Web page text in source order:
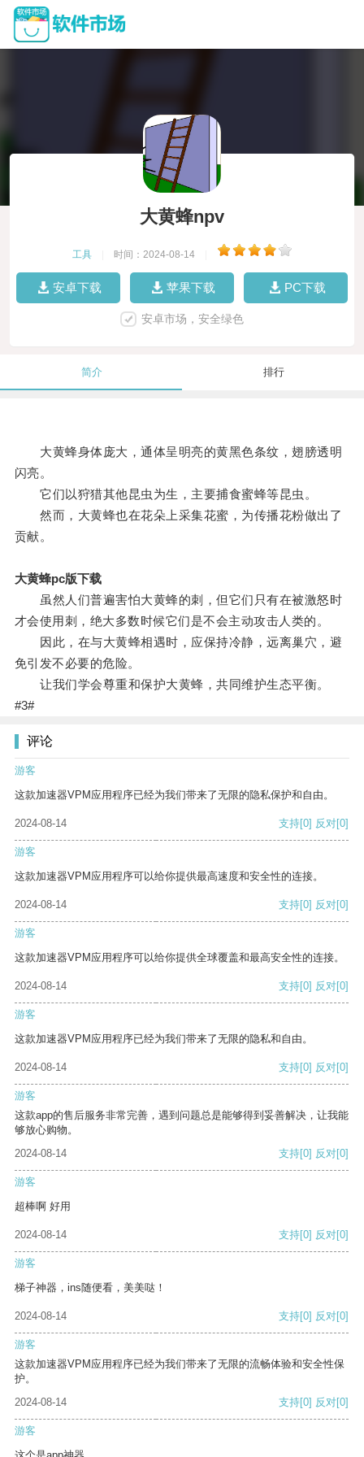
大黄蜂npv
工具 时间：2024-08-14
安卓下载 苹果下载 PC下载
安卓市场，安全绿色
简介 排行
大黄蜂身体庞大，通体呈明亮的黄黑色条纹，翅膀透明
闪亮。
它们以狩猎其他昆虫为生，主要捕食蜜蜂等昆虫。
然而，大黄蜂也在花朵上采集花蜜，为传播花粉做出了
贡献。
大黄蜂pc版下载
虽然人们普遍害怕大黄蜂的刺，但它们只有在被激怒时
才会使用刺，绝大多数时候它们是不会主动攻击人类的。
因此，在与大黄蜂相遇时，应保持冷静，远离巢穴，避
免引发不必要的危险。
让我们学会尊重和保护大黄蜂，共同维护生态平衡。
#3#
评论
游客
这款加速器VPM应用程序已经为我们带来了无限的隐私保护和自由。
2024-08-14 支持[0] 反对[0]
游客
这款加速器VPM应用程序可以给你提供最高速度和安全性的连接。
2024-08-14 支持[0] 反对[0]
游客
这款加速器VPM应用程序可以给你提供全球覆盖和最高安全性的连接。
2024-08-14 支持[0] 反对[0]
游客
这款加速器VPM应用程序已经为我们带来了无限的隐私和自由。
2024-08-14 支持[0] 反对[0]
游客
这款app的售后服务非常完善，遇到问题总是能够得到妥善解决，让我能
够放心购物。
2024-08-14
支持[0] 反对[0]
游客
超棒啊 好用
2024-08-14 支持[0] 反对[0]
游客
梯子神器，ins随便看，美美哒！
2024-08-14 支持[0] 反对[0]
游客
这款加速器VPM应用程序已经为我们带来了无限的流畅体验和安全性保
护。
2024-08-14
支持[0] 反对[0]
游客